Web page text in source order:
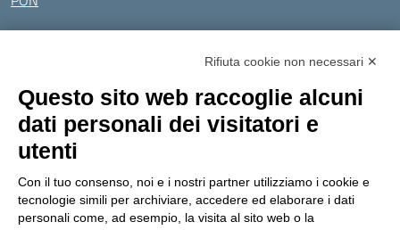
Tutti gli argomenti
Amministrazione Trasparente
Privacy Policy
Dichiarazione di accessibilitàObiettivi di accessibilità
Seguici su:
Indirizzo:Via Gaetano Donizetti 30, Collegno
Centralino:0114053925 Email: toic8cg002@istruzione.it
Rifiuta cookie non necessari ✕
Questo sito web raccoglie alcuni
dati personali dei visitatori e
utenti
Con il tuo consenso, noi e i nostri partner utilizziamo i cookie e
tecnologie simili per archiviare, accedere ed elaborare i dati
personali come, ad esempio, la visita al sito web o la